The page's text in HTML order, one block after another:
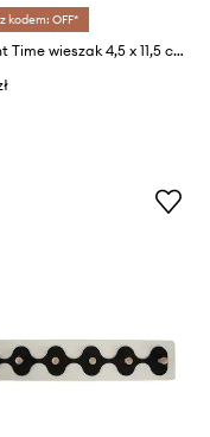
kodem: OFF*
Present Time wieszak 4,5 x 11,5 cm